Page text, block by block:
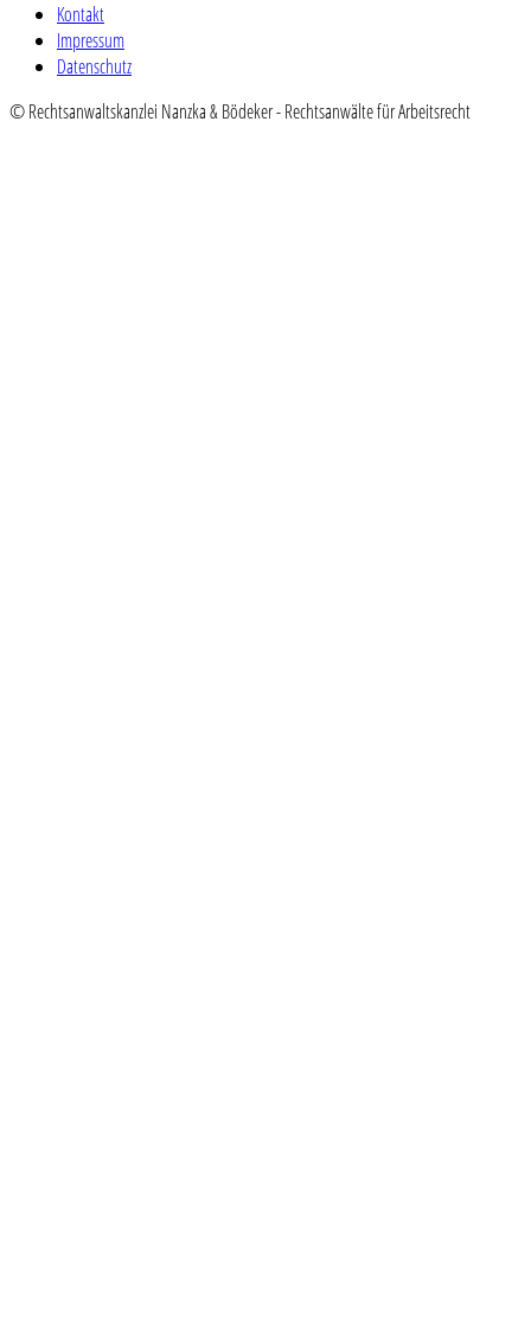
Kontakt
Impressum
Datenschutz
© Rechtsanwaltskanzlei Nanzka & Bödeker - Rechtsanwälte für Arbeitsrecht